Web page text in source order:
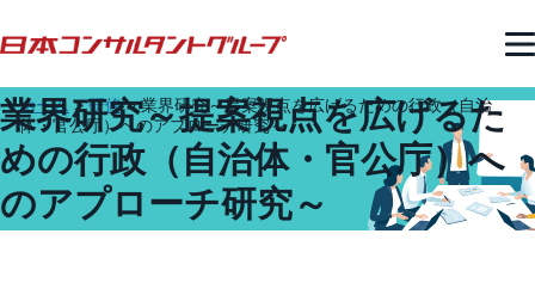
ホーム >研修>業界研究～提案視点を広げるための行政（自治
体・官公庁）へのアプローチ研究～ ​
業界研究～提案視点を広げるた
めの行政（自治体・官公庁）へ
のアプローチ研究～ ​